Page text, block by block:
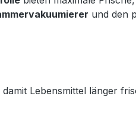
und den
Lebensmittel länger